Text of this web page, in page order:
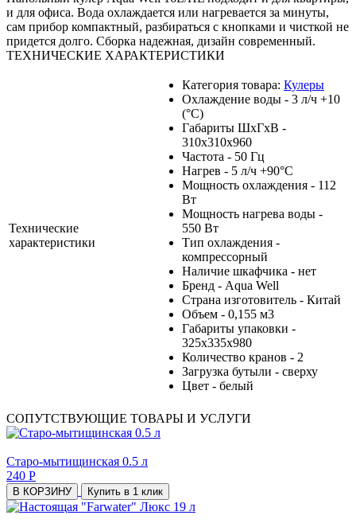
и для офиса. Вода охлаждается или нагревается за минуты,
сам прибор компактный, разбираться с кнопками и чисткой не
придется долго. Сборка надежная, дизайн современный.
ТЕХНИЧЕСКИЕ ХАРАКТЕРИСТИКИ
Технические
характеристики
Категория товара: Кулеры
Охлаждение воды - 3 л/ч +10
(°С)
Габариты ШхГхВ -
310x310x960
Частота - 50 Гц
Нагрев - 5 л/ч +90°С
Мощность охлаждения - 112
Вт
Мощность нагрева воды -
550 Вт
Тип охлаждения -
компрессорный
Наличие шкафчика - нет
Бренд - Aqua Well
Страна изготовитель - Китай
Объем - 0,155 м3
Габариты упаковки -
325x335x980
Количество кранов - 2
Загрузка бутыли - сверху
Цвет - белый
СОПУТСТВУЮЩИЕ ТОВАРЫ И УСЛУГИ
Старо-мытищинская 0.5 л
240 Р
В КОРЗИНУ Купить в 1 клик